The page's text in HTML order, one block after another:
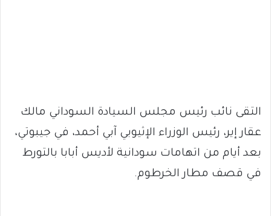
التقى نائب رئيس مجلس السيادة السوداني مالك
عقار إير، رئيس الوزراء الإثيوبي آبي أحمد، في جيبوتي،
بعد أيام من اتهامات سودانية لأديس أبابا بالتورط
في قصف مطار الخرطوم.